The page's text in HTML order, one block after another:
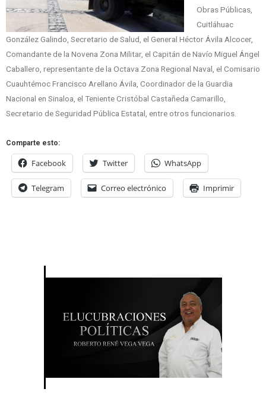
Obras Públicas,
Cuitláhuac
González Galindo, Secretario de Salud, el General Héctor Ávila Alcocer,
Comandante de la Novena Zona Militar, el Capitán de Navío Miguel Ángel
Caballero, representante de la Octava Zona Regional Naval, el Comisario
Cuauhtémoc Francisco Arellano Ávila, Coordinador de la Guardia
Nacional en Sinaloa, el Teniente Cristóbal Castañeda Camarillo,
Secretario de Seguridad Pública Estatal, entre otros funcionarios.
Comparte esto:
Facebook Twitter WhatsApp
Telegram Correo electrónico Imprimir